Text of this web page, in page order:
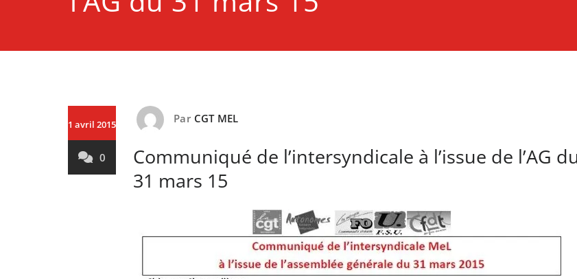
1 avril 2015
0
Par CGT MEL
Communiqué de l’intersyndicale à l’issue de l’AG
31 mars 15